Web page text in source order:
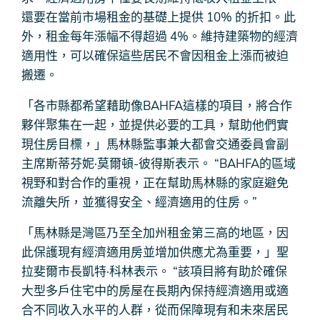
還要在當前市場租金的基礎上提供 10% 的折扣。此
外，租金每年漲幅不得超過 4%。維持建築物的經濟
適用性，可以確保這些居民不會因租金上漲而被迫
搬遷。
「各市縣都希望藉助像BAHFA這樣的項目，將合作
夥伴聚集在一起，並提供必要的工具，幫助他們實
現住房目標，」馬林縣監事兼大都會交通委員會副
主席斯蒂芬妮·莫爾頓-彼得斯表示。 “BAHFA的區域
視野和對合作的重視，正在幫助馬林縣的家庭避免
流離失所，並獲得安全、經濟適用的住房。”
「馬林縣是灣區乃至全加州租金第三高的地區，因
此保護現有經濟適用房並增加供應尤為重要，」聖
拉斐爾市長凱特·科林表示。 “該項目將有助於確保
大型多戶住宅中的房屋在長期內保持經濟適用或適
合不同收入水平的人群，從而保障現有和未來居民